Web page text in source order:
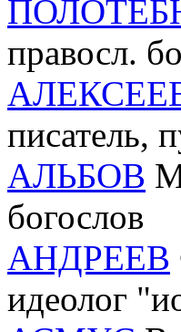
правосл.
писатель,
АЛЬБОВ
богослов
АНДРЕЕВ
идеолог